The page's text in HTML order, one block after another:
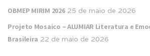
OBMEP MIRIM 2026 25 de maio de 2026
Projeto Mosaico – ALUMIAR Literatura e
Brasileira 22 de maio de 2026